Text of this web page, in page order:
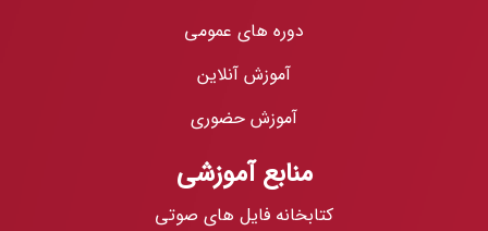
دوره های عمومی
آموزش آنلاین
آموزش حضوری
منابع آموزشی
کتابخانه فایل های صوتی